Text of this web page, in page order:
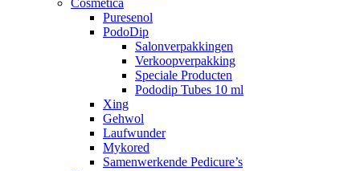
Cosmetica
Puresenol
PodoDip
Salonverpakkingen
Verkoopverpakking
Speciale Producten
Pododip Tubes 10 ml
Xing
Gehwol
Laufwunder
Mykored
Samenwerkende Pedicure’s